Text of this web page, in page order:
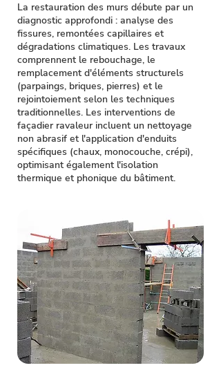
La restauration des murs débute par un
diagnostic approfondi : analyse des
fissures, remontées capillaires et
dégradations climatiques. Les travaux
comprennent le rebouchage, le
remplacement d'éléments structurels
(parpaings, briques, pierres) et le
rejointoiement selon les techniques
traditionnelles. Les interventions de
façadier ravaleur incluent un nettoyage
non abrasif et l'application d'enduits
spécifiques (chaux, monocouche, crépi),
optimisant également l'isolation
thermique et phonique du bâtiment.